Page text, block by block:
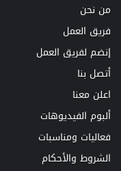
من نحن
فريق العمل
إنضم لفريق العمل
أتصل بنا
اعلن معنا
ألبوم الفيديوهات
فعاليات ومناسبات
الشروط والأحكام